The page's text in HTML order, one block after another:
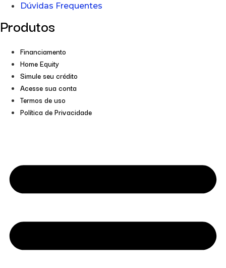
Dúvidas Frequentes
Produtos
Financiamento
Home Equity
Simule seu crédito
Acesse sua conta
Termos de uso
Política de Privacidade